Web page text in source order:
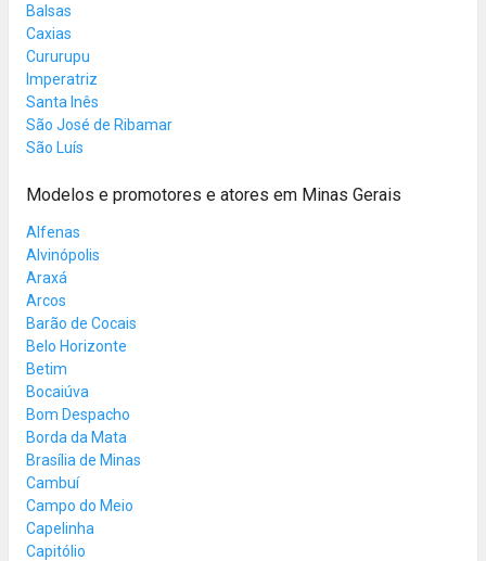
Balsas
Caxias
Cururupu
Imperatriz
Santa Inês
São José de Ribamar
São Luís
Modelos e promotores e atores em Minas Gerais
Alfenas
Alvinópolis
Araxá
Arcos
Barão de Cocais
Belo Horizonte
Betim
Bocaiúva
Bom Despacho
Borda da Mata
Brasília de Minas
Cambuí
Campo do Meio
Capelinha
Capitólio